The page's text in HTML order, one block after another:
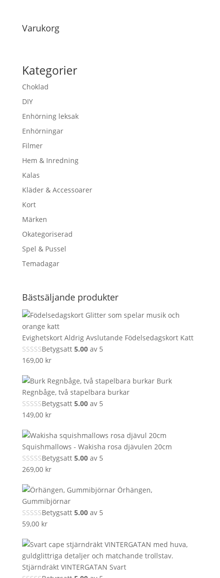
kan
Varukorg
Kategorier
Choklad
DIY
Enhörning leksak
Enhörningar
Filmer
Hem & Inredning
Kalas
Kläder & Accessoarer
Kort
Märken
Okategoriserad
Spel & Pussel
Temadagar
Bästsäljande produkter
Evighetskort Aldrig Avslutande Födelsedagskort Katt
Betygsatt 5.00av 5
169,00 kr
Burk
Regnbåge, två stapelbara burkar
Betygsatt 5.00av 5
149,00 kr
Squishmallows - Wakisha rosa djävulen 20cm
Betygsatt 5.00av 5
269,00 kr
Örhängen,
Gummibjörnar
Betygsatt 5.00av 5
59,00 kr
Stjärndräkt VINTERGATAN Svart